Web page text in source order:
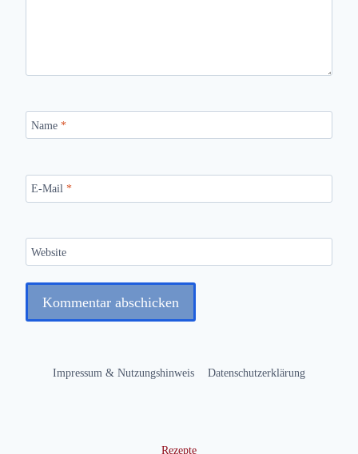
Name *
E-Mail *
Website
Impressum & Nutzungshinweis Datenschutzerklärung
Rezepte